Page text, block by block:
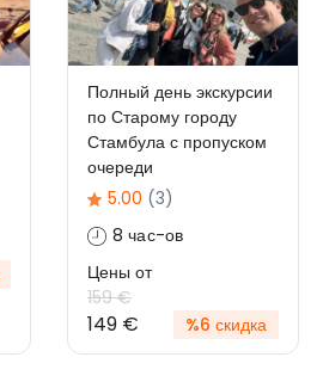
Полный день экскурсии
по Старому городу
Стамбула с пропуском
очереди
5.00 (3)
8 час-ов
Цены от
159 €
149 € %6 скидка